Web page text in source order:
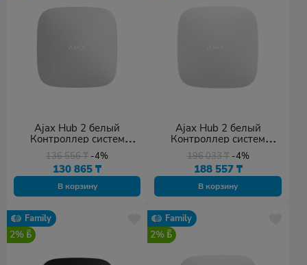
Ajax Hub 2 белый
Контроллер систем
безопасности (2G)
136 556₸ -4%
130 865₸
В корзину
Ajax Hub 2 белый
Контроллер систем
безопасности (4G)
196 033₸ -4%
188 557 ₸
В корзину
Family
2%
Family
2%